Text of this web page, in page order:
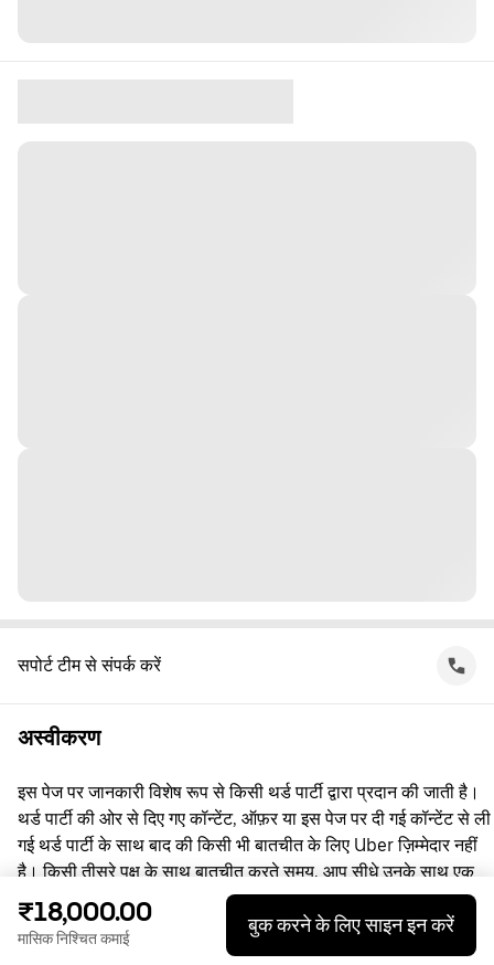
सपोर्ट टीम से संपर्क करें
अस्वीकरण
इस पेज पर जानकारी विशेष रूप से किसी थर्ड पार्टी द्वारा प्रदान की जाती है।
थर्ड पार्टी की ओर से दिए गए कॉन्टेंट, ऑफ़र या इस पेज पर दी गई कॉन्टेंट से ली
गई थर्ड पार्टी के साथ बाद की किसी भी बातचीत के लिए Uber ज़िम्मेदार नहीं
है। किसी तीसरे पक्ष के साथ बातचीत करते समय, आप सीधे उनके साथ एक
समझौता करते हैं, जिसमें Uber पक्षकार नहीं है। सवाल पूछने के लिए, कृपया
सीधे तीसरे पक्ष से संपर्क करें।
₹18,000.00
मासिक निश्चित कमाई
बुक करने के लिए साइन इन करें